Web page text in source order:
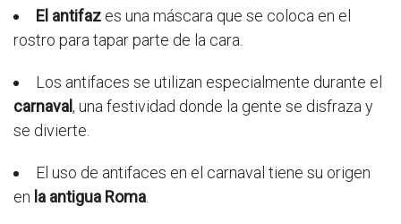
El antifaz es una máscara que se coloca en el
rostro para tapar parte de la cara.
Los antifaces se utilizan especialmente durante el
carnaval, una festividad donde la gente se disfraza y
se divierte.
El uso de antifaces en el carnaval tiene su origen
en la antigua Roma